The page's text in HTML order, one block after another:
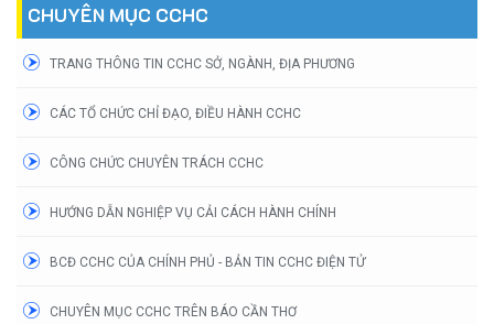
CHUYÊN MỤC CCHC
TRANG THÔNG TIN CCHC SỞ, NGÀNH, ĐỊA PHƯƠNG
CÁC TỔ CHỨC CHỈ ĐẠO, ĐIỀU HÀNH CCHC
CÔNG CHỨC CHUYÊN TRÁCH CCHC
HƯỚNG DẪN NGHIỆP VỤ CẢI CÁCH HÀNH CHÍNH
BCĐ CCHC CỦA CHÍNH PHỦ - BẢN TIN CCHC ĐIỆN TỬ
CHUYÊN MỤC CCHC TRÊN BÁO CẦN THƠ